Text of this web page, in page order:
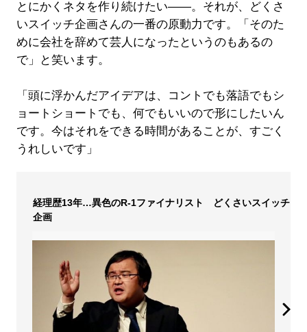
とにかくネタを作り続けたい――。それが、どくさ
いスイッチ企画さんの一番の原動力です。「そのた
めに会社を辞めて芸人になったというのもあるの
で」と笑います。
「頭に浮かんだアイデアは、コントでも落語でもシ
ョートショートでも、何でもいいので形にしたいん
です。今はそれをできる時間があることが、すごく
うれしいです」
経理歴13年…異色のR-1ファイナリスト どくさいスイッチ
企画